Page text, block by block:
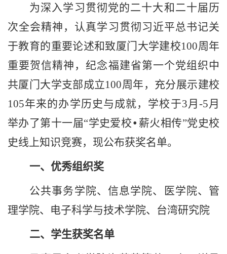
为深入学习贯彻党的二十大和二十届历
次全会精神，认真学习贯彻习近平总书记关
于教育的重要论述和致厦门大学建校100周年
重要贺信精神，纪念福建省第一个党组织中
共厦门大学支部成立100周年，充分展示建校
105年来的办学历史与成就， 学校于3月-5月
举办了第十一届“学史爱校• 薪火相传”党史校
史线上知识竞赛，现公布获奖名单。
一、 优秀组织奖
公共事务学院、信息学院、医学院、管
理学院、电子科学与技术学院、台湾研究院
二、 学生获奖名单